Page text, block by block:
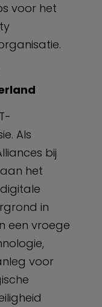
voor het
Als
bij
het
in
een vroege
voor